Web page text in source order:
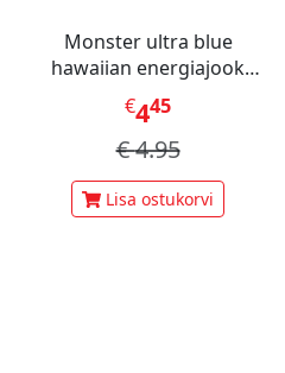
Monster ultra blue
hawaiian energiajook
473ml
€445
€4.95
Lisa ostukorvi